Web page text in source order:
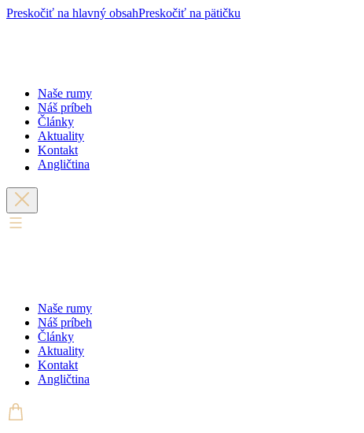
Preskočiť na hlavný obsahPreskočiť na pätičku
Naše rumy
Náš príbeh
Články
Aktuality
Kontakt
Angličtina
Naše rumy
Náš príbeh
Články
Aktuality
Kontakt
Angličtina